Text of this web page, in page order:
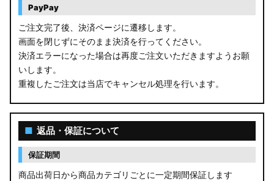
MA37S/MA27S ソリオ / ソリオ バンディット
MA26S/MA36S ソリオ
ZC33S スイフトスポーツ
LA650S タントカスタム
LA600S タントカスタム
LA150S ムーヴカスタム
PayPay
ご注文完了後、決済ページに遷移します。
画面を閉じずにそのまま決済を行ってください。
決済エラーになった場合は再度ご注文いただきますようお願
いします。
重複したご注文は当店でキャンセル処理を行います。
■ 返品・保証について
保証期間
商品出荷日から商品カテゴリごとに一定期間保証します